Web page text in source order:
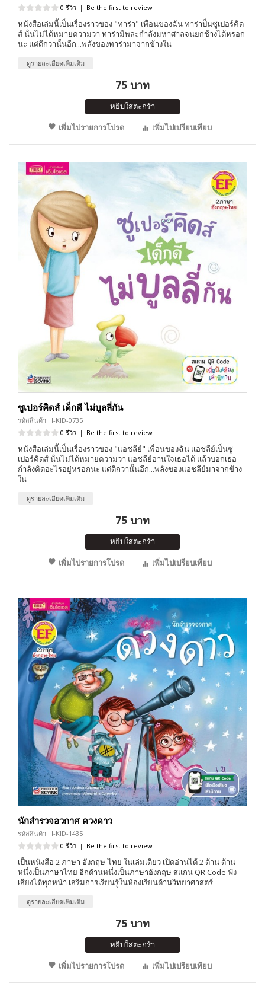
0 รีวิว | Be the first to review
หนังสือเล่มนี้เป็นเรื่องราวของ "ทาร่า" เพื่อนของฉัน ทาร่าป็นซูเปอร์คิด
ส์ นั่นไม่ได้หมายความว่า ทาร่ามีพละกำลังมหาศาลจนยกช้างได้หรอก
นะ แต่ดีกว่านั้นอีก...พลังของทาร่ามาจากข้างใน
ดูรายละเอียดเพิ่มเติม
75 บาท
หยิบใส่ตะกร้า
เพิ่มไปรายการโปรด
เพิ่มไปเปรียบเทียบ
ซูเปอร์คิดส์ เด็กดี ไม่บูลลี่กัน
รหัสสินค้า : I-KID-0735
0 รีวิว | Be the first to review
หนังสือเล่มนี้เป็นเรื่องราวของ "แอชลีย์" เพื่อนของฉัน แอชลีย์เป็นซู
เปอร์คิดส์ นั่นไม่ได้หมายความว่า แอชลีย์อ่านใจเธอได้ แล้วบอกเธอ
กำลังคิดอะไรอยู่หรอกนะ แต่ดีกว่านั้นอีก...พลังของแอชลีย์มาจากข้าง
ใน
ดูรายละเอียดเพิ่มเติม
75 บาท
หยิบใส่ตะกร้า
เพิ่มไปรายการโปรด
เพิ่มไปเปรียบเทียบ
นักสำรวจอวกาศ ดวงดาว
รหัสสินค้า : I-KID-1435
0 รีวิว | Be the first to review
เป็นหนังสือ 2 ภาษา อังกฤษ-ไทย ในเล่มเดียว เปิดอ่านได้ 2 ด้าน ด้าน
หนึ่งเป็นภาษาไทย อีกด้านหนึ่งเป็นภาษาอังกฤษ สแกน QR Code ฟัง
เสียงได้ทุกหน้า เสริมการเรียนรู้ในห้องเรียนด้านวิทยาศาสตร์
ดูรายละเอียดเพิ่มเติม
75 บาท
หยิบใส่ตะกร้า
เพิ่มไปรายการโปรด
เพิ่มไปเปรียบเทียบ